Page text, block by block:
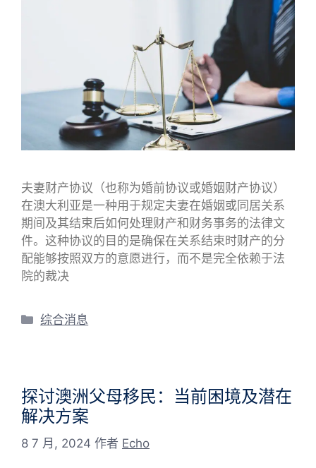
夫妻财产协议（也称为婚前协议或婚姻财产协议）
在澳大利亚是一种用于规定夫妻在婚姻或同居关系
期间及其结束后如何处理财产和财务事务的法律文
件。这种协议的目的是确保在关系结束时财产的分
配能够按照双方的意愿进行，而不是完全依赖于法
院的裁决
分
综合消息
探讨澳洲父母移民：当前困境及潜在
解决方案
8 7 月, 2024 作者 Echo